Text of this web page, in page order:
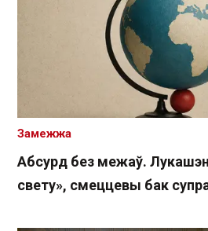
Абсурд без межаў.
свету», смеццевы бак
Замежжа